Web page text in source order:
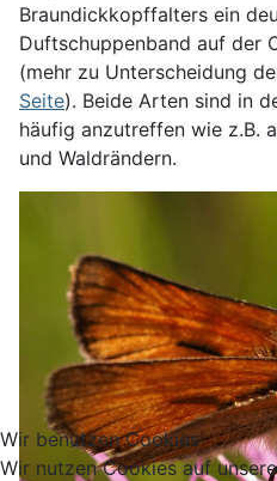
Braundickkopffalters ein
Duftschuppenband auf der
(mehr zu Unterscheidung
Seite). Beide Arten sind in
häufig anzutreffen wie z.B.
und Waldrändern.
Wir benutzen Cookies
Wir nutzen Cookies auf